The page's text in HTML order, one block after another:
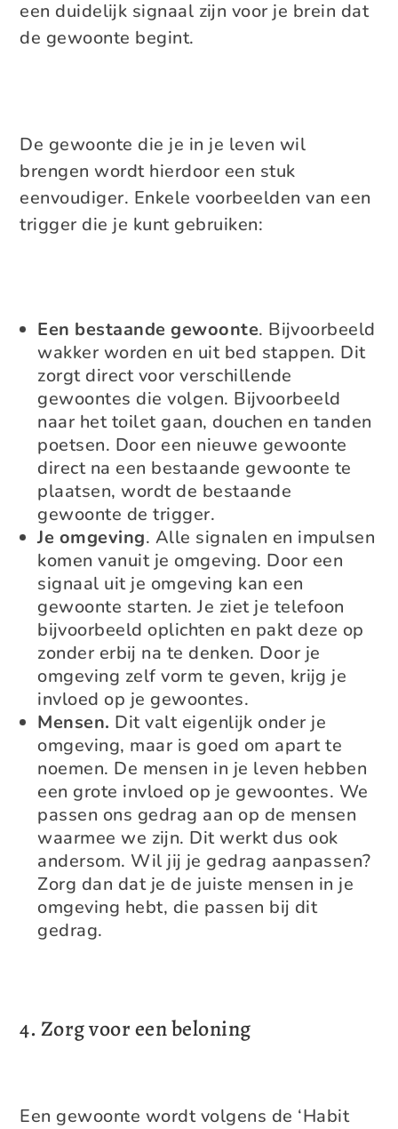
een duidelijk signaal zijn voor je brein dat
de gewoonte begint.
De gewoonte die je in je leven wil
brengen wordt hierdoor een stuk
eenvoudiger. Enkele voorbeelden van een
trigger die je kunt gebruiken:
Een bestaande gewoonte. Bijvoorbeeld
wakker worden en uit bed stappen. Dit
zorgt direct voor verschillende
gewoontes die volgen. Bijvoorbeeld
naar het toilet gaan, douchen en tanden
poetsen. Door een nieuwe gewoonte
direct na een bestaande gewoonte te
plaatsen, wordt de bestaande
gewoonte de trigger.
Je omgeving. Alle signalen en impulsen
komen vanuit je omgeving. Door een
signaal uit je omgeving kan een
gewoonte starten. Je ziet je telefoon
bijvoorbeeld oplichten en pakt deze op
zonder erbij na te denken. Door je
omgeving zelf vorm te geven, krijg je
invloed op je gewoontes.
Mensen. Dit valt eigenlijk onder je
omgeving, maar is goed om apart te
noemen. De mensen in je leven hebben
een grote invloed op je gewoontes. We
passen ons gedrag aan op de mensen
waarmee we zijn. Dit werkt dus ook
andersom. Wil jij je gedrag aanpassen?
Zorg dan dat je de juiste mensen in je
omgeving hebt, die passen bij dit
gedrag.
4. Zorg voor een beloning
Een gewoonte wordt volgens de ‘Habit